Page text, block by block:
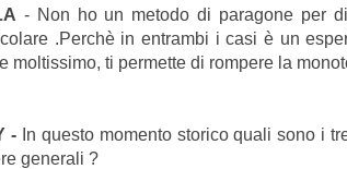
- Non ho un metodo di paragone per
.Perchè in entrambi i casi è un
moltissimo, ti permette di rompere la
-In questo momento storico quali sono i
generali ?